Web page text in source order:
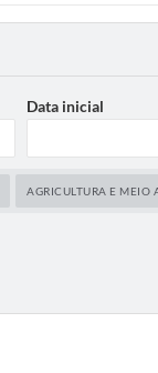
Data inicial
AGRICULTURA E MEIO